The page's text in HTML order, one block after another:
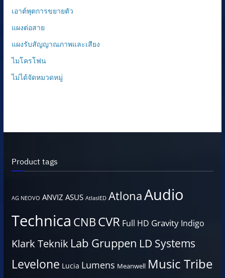
เอาต์พุตการขยายตัว
แผงต่อสาย
แผงรับสัญญาณภาพและเสียง
ไมโครโฟน
ไม่ได้จัดหมวดหมู่
Product tags
AG NEOVO ANVIZ ASUS AtlasIED AtlonaAudio
Technica CNBCVR Full HD Gravity Indigo
Klark Teknik Lab Gruppen LD Systems
Levelone Lucia Lumens Meanwell Music Tribe